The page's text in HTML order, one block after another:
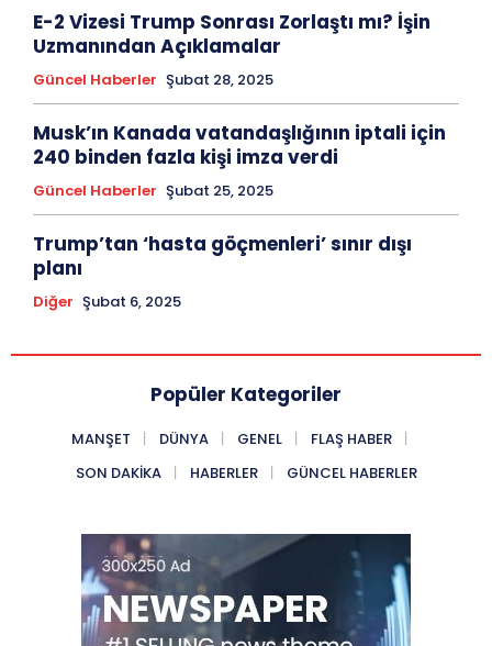
E-2 Vizesi Trump Sonrası Zorlaştı mı? İşin
Uzmanından Açıklamalar
Güncel Haberler Şubat 28, 2025
Musk’ın Kanada vatandaşlığının iptali için
240 binden fazla kişi imza verdi
Güncel Haberler Şubat 25, 2025
Trump’tan ‘hasta göçmenleri’ sınır dışı
planı
Diğer Şubat 6, 2025
Popüler Kategoriler
MANŞET DÜNYA GENEL
FLAŞ HABER
SON DAKIKA
HABERLER GÜNCEL HABERLER